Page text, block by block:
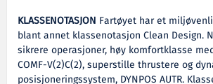
KLASSENOTASJON Fartøyet har et
blant annet klassenotasjon Clean Design.
sikrere operasjoner, høy komfortklasse
COMF-V(2)C(2), superstille thrustere og
posisjoneringssystem, DYNPOS AUTR.